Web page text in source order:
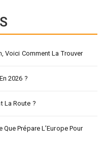
Voici Comment La Trouver
2026 ?
La Route ?
Prépare L’Europe Pour